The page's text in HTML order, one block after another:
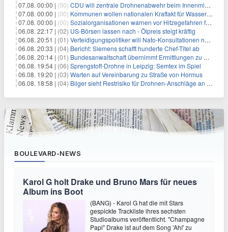
07.08. 00:00 | (00) CDU will zentrale Drohnenabwehr beim Innenministerium
07.08. 00:00 | (00) Kommunen wollen nationalen Kraftakt für Wasserversorgung
07.08. 00:00 | (00) Sozialorganisationen warnen vor Hitzegefahren für Obdachlose
06.08. 22:17 | (02) US-Börsen lassen nach - Ölpreis steigt kräftig
06.08. 20:51 | (01) Verteidigungspolitiker will Nato-Konsultationen nach Drohnenfund
06.08. 20:33 | (04) Bericht: Siemens schafft hunderte Chef-Titel ab
06.08. 20:14 | (01) Bundesanwaltschaft übernimmt Ermittlungen zu Drohnenvorfall
06.08. 19:54 | (06) Sprengstoff-Drohne in Leipzig: Semtex im Spiel
06.08. 19:20 | (03) Warten auf Vereinbarung zu Straße von Hormus
06.08. 18:58 | (04) Bilger sieht Restrisiko für Drohnen-Anschläge an Flughäfen
BOULEVARD-NEWS
Karol G holt Drake und Bruno Mars für neues
Album ins Boot
(BANG) - Karol G hat die mit Stars
gespickte Trackliste ihres sechsten
Studioalbums veröffentlicht. "Champagne
Papi" Drake ist auf dem Song 'Ahí' zu